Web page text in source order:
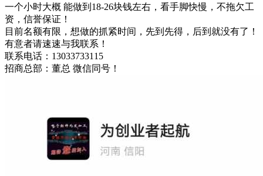
一个小时大概 能做到18-26块钱左右，看手脚快慢，不拖欠工
资，信誉保证！
目前名额有限，想做的抓紧时间，先到先得，后到就没有了！
有意者请速速与我联系！
联系电话：13033733115
招商总部：董总 微信同号！